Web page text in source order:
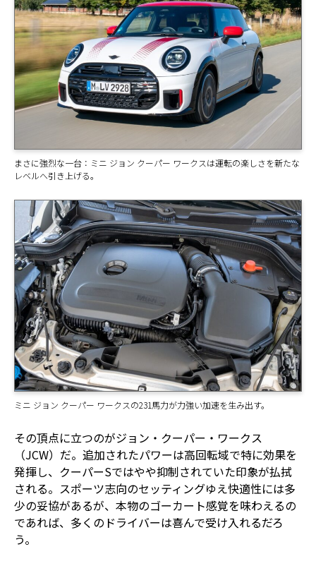
まさに強烈な一台：ミニ ジョン クーパー ワークスは運転の楽しさを新たな
レベルへ引き上げる。
ミニ ジョン クーパー ワークスの231馬力が力強い加速を生み出す。
その頂点に立つのがジョン・クーパー・ワークス
（JCW）だ。追加されたパワーは高回転域で特に効果を
発揮し、クーパーSではやや抑制されていた印象が払拭
される。スポーツ志向のセッティングゆえ快適性には多
少の妥協があるが、本物のゴーカート感覚を味わえるの
であれば、多くのドライバーは喜んで受け入れるだろ
う。